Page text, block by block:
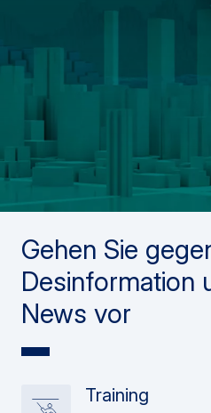
Gehen Sie
Desinformation
News vor
Training